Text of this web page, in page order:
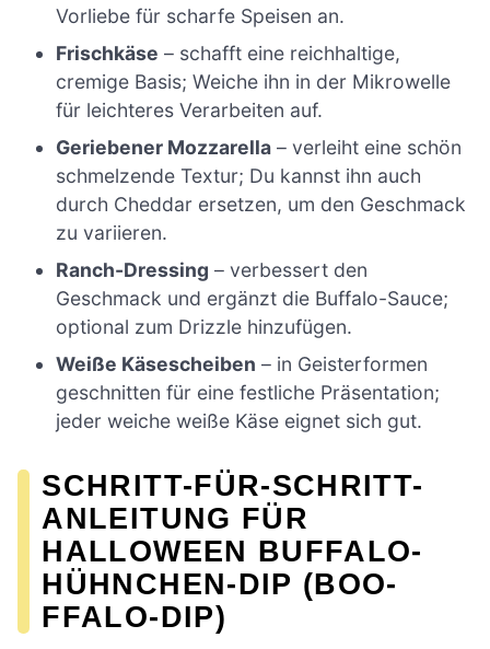
Vorliebe für scharfe Speisen an.
Frischkäse – schafft eine reichhaltige,
cremige Basis; Weiche ihn in der Mikrowelle
für leichteres Verarbeiten auf.
Geriebener Mozzarella – verleiht eine schön
schmelzende Textur; Du kannst ihn auch
durch Cheddar ersetzen, um den Geschmack
zu variieren.
Ranch-Dressing – verbessert den
Geschmack und ergänzt die Buffalo-Sauce;
optional zum Drizzle hinzufügen.
Weiße Käsescheiben – in Geisterformen
geschnitten für eine festliche Präsentation;
jeder weiche weiße Käse eignet sich gut.
SCHRITT-FÜR-SCHRITT-
ANLEITUNG FÜR
HALLOWEEN BUFFALO-
HÜHNCHEN-DIP (BOO-
FFALO-DIP)